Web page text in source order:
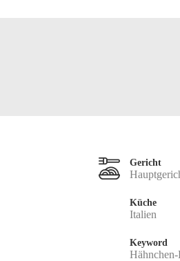
Gericht
Küche
Italien
Keyword
Hähnchen-